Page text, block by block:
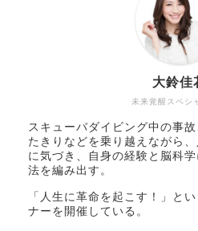
未来覚醒スペシ
大鈴佳
スキューバダイビング中の事
たきりなどを乗り越えながら
に気づき、自身の経験と脳科
法を編み出す。
「人生に革命を起こす！」と
ナーを開催している。